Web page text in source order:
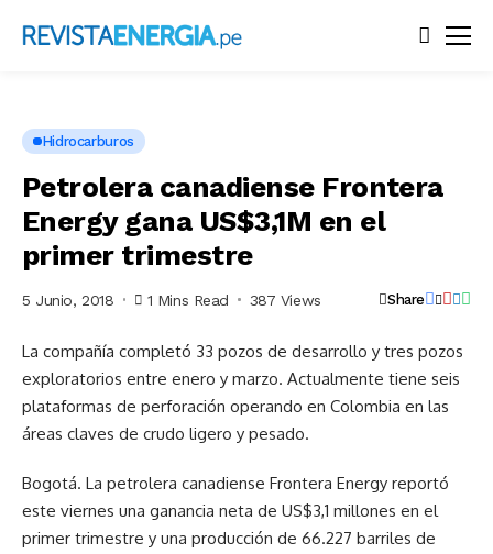
Hidrocarburos
Petrolera canadiense Frontera
Energy gana US$3,1M en el
primer trimestre
5 Junio, 2018 1 Mins Read 387 Views Share
La compañía completó 33 pozos de desarrollo y tres pozos
exploratorios entre enero y marzo. Actualmente tiene seis
plataformas de perforación operando en Colombia en las
áreas claves de crudo ligero y pesado.
Bogotá. La petrolera canadiense Frontera Energy reportó
este viernes una ganancia neta de US$3,1 millones en el
primer trimestre y una producción de 66.227 barriles de